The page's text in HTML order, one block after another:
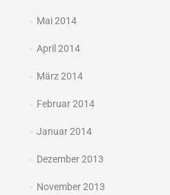
Mai 2014
April 2014
März 2014
Februar 2014
Januar 2014
Dezember 2013
November 2013